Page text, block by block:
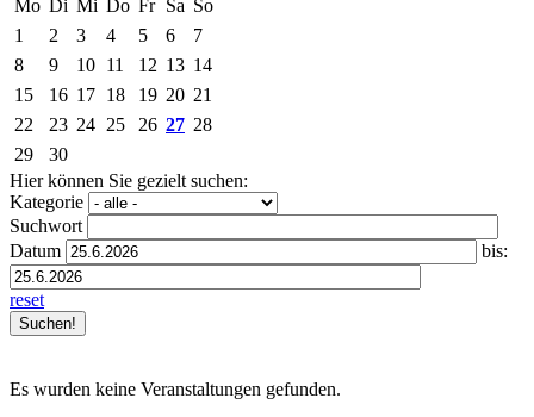
Mo Di Mi Do Fr Sa So
1
2 3 4 5 6
7
8
9 10 11 12 13 14
15
16 17 18 19 20 21
22
23 24 25 26 27 28
29
30
Hier können Sie gezielt suchen:
Kategorie
Suchwort
Datum
bis:
reset
Es wurden keine Veranstaltungen gefunden.